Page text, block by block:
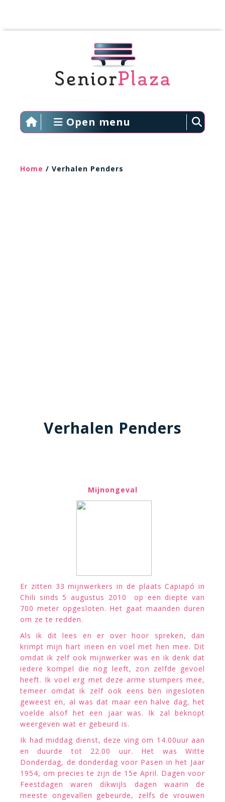
Open menu
Home / Verhalen Penders
Verhalen Penders
Mijnongeval
Er zitten 33 mijnwerkers in de plaats Capiapó in
Chili sinds 5 augustus 2010 op een diepte van
700 meter opgesloten. Het gaat maanden duren
om ze te redden.
Als ik dit lees en er over hoor spreken, dan
krimpt mijn hart ineen en voel met hen mee. Dit
omdat ik zelf ook mijnwerker was en ik denk dat
iedere kompel die nog leeft, zon zelfde gevoel
heeft. Ik voel erg met deze arme stumpers mee,
temeer omdat ik zelf ook eens ben ingesloten
geweest en, al was dat maar een halve dag, het
voelde alsof het een jaar was. Ik zal beknopt
weergeven wat er gebeurd is.
Ik had middag dienst, deze ving om 14.00uur aan
en duurde tot 22.00 uur. Het was Witte
Donderdag, de donderdag voor Pasen in het Jaar
1954, om precies te zijn de 15e April. Dagen voor
Feestdagen waren dikwijls dagen waarin de
meeste ongevallen gebeurde, zelfs de vrouwen